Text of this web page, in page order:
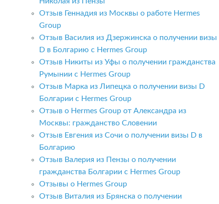
Отзыв Геннадия из Москвы о работе Hermes
Group
Отзыв Василия из Дзержинска о получении визы
D в Болгарию с Hermes Group
Отзыв Никиты из Уфы о получении гражданства
Румынии с Hermes Group
Отзыв Марка из Липецка о получении визы D
Болгарии с Hermes Group
Отзыв о Hermes Group от Александра из
Москвы: гражданство Словении
Отзыв Евгения из Сочи о получении визы D в
Болгарию
Отзыв Валерия из Пензы о получении
гражданства Болгарии с Hermes Group
Отзывы о Hermes Group
Отзыв Виталия из Брянска о получении